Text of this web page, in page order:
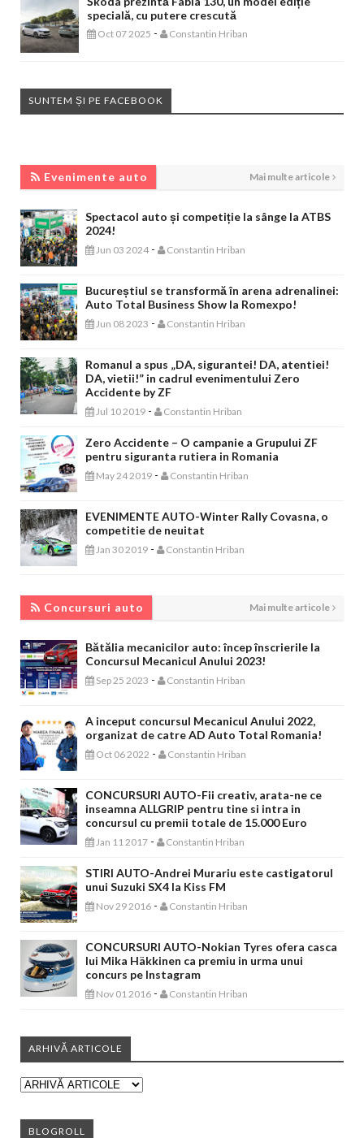
specială, cu putere crescută
Oct 07 2025 - Constantin Hriban
SUNTEM ȘI PE FACEBOOK
Evenimente auto Mai multe articole
Spectacol auto și competiție la sânge la ATBS
2024!
Jun 03 2024 - Constantin Hriban
Bucureștiul se transformă în arena adrenalinei:
Auto Total Business Show la Romexpo!
Jun 08 2023 - Constantin Hriban
Romanul a spus „DA, sigurantei! DA, atentiei!
DA, vietii!” in cadrul evenimentului Zero
Accidente by ZF
Jul 10 2019 - Constantin Hriban
Zero Accidente – O campanie a Grupului ZF
pentru siguranta rutiera in Romania
May 24 2019 - Constantin Hriban
EVENIMENTE AUTO-Winter Rally Covasna, o
competitie de neuitat
Jan 30 2019 - Constantin Hriban
Concursuri auto Mai multe articole
Bătălia mecanicilor auto: încep înscrierile la
Concursul Mecanicul Anului 2023!
Sep 25 2023 - Constantin Hriban
A inceput concursul Mecanicul Anului 2022,
organizat de catre AD Auto Total Romania!
Oct 06 2022 - Constantin Hriban
CONCURSURI AUTO-Fii creativ, arata-ne ce
inseamna ALLGRIP pentru tine si intra in
concursul cu premii totale de 15.000 Euro
Jan 11 2017 - Constantin Hriban
STIRI AUTO-Andrei Murariu este castigatorul
unui Suzuki SX4 la Kiss FM
Nov 29 2016 - Constantin Hriban
CONCURSURI AUTO-Nokian Tyres ofera casca
lui Mika Häkkinen ca premiu in urma unui
concurs pe Instagram
Nov 01 2016 - Constantin Hriban
ARHIVĂ ARTICOLE
BLOGROLL